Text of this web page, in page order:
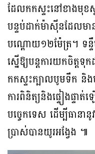
ដែលកកស្ទះនៅខាងមុ
បន្ទប់ដាក់ម៉ាស៊ីនដែលម
បណ្ដោយ១២ម៉ែត្រ។ ទន្ទឹ
ស្នើឱ្យបន្តការយកចិត្តទុ
កកស្ទះក្បាលបូមទឹក
ការពិនិត្យនិងផ្ទៀងផ្ទ
បច្ចេកទេស ដើម្បីធា
ប្រាស់បានយូរអង្វែង ៕